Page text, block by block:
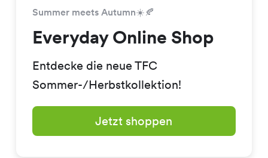
Summer meets Autumn☀️🍂
Everyday Online Shop
Entdecke die neue TFC
Sommer-/Herbstkollektion!
Jetzt shoppen